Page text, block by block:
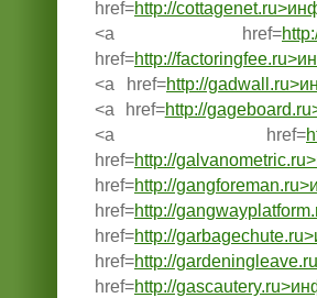
href=http://
<a href=
href=http://
<a href=http://
<a href=http://
<a href=
href=http://
href=http://
href=http://
href=http://
href=http://
href=http://